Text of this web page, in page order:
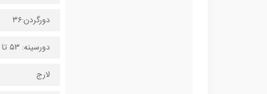
دورگردن:۳۶
دورسینه: ۵۳ تا ۷۶
لارج